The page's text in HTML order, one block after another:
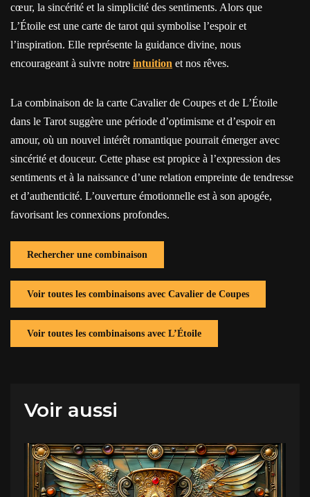
cœur, la sincérité et la simplicité des sentiments. Alors que
L’Étoile est une carte de tarot qui symbolise l’espoir et
l’inspiration. Elle représente la guidance divine, nous
encourageant à suivre notre intuition et nos rêves.
La combinaison de la carte Cavalier de Coupes et de L’Étoile
dans le Tarot suggère une période d’optimisme et d’espoir en
amour, où un nouvel intérêt romantique pourrait émerger avec
sincérité et douceur. Cette phase est propice à l’expression des
sentiments et à la naissance d’une relation empreinte de tendresse
et d’authenticité. L’ouverture émotionnelle est à son apogée,
favorisant les connexions profondes.
Rechercher une combinaison
Voir toutes les combinaisons avec Cavalier de Coupes
Voir toutes les combinaisons avec L’Étoile
Voir aussi